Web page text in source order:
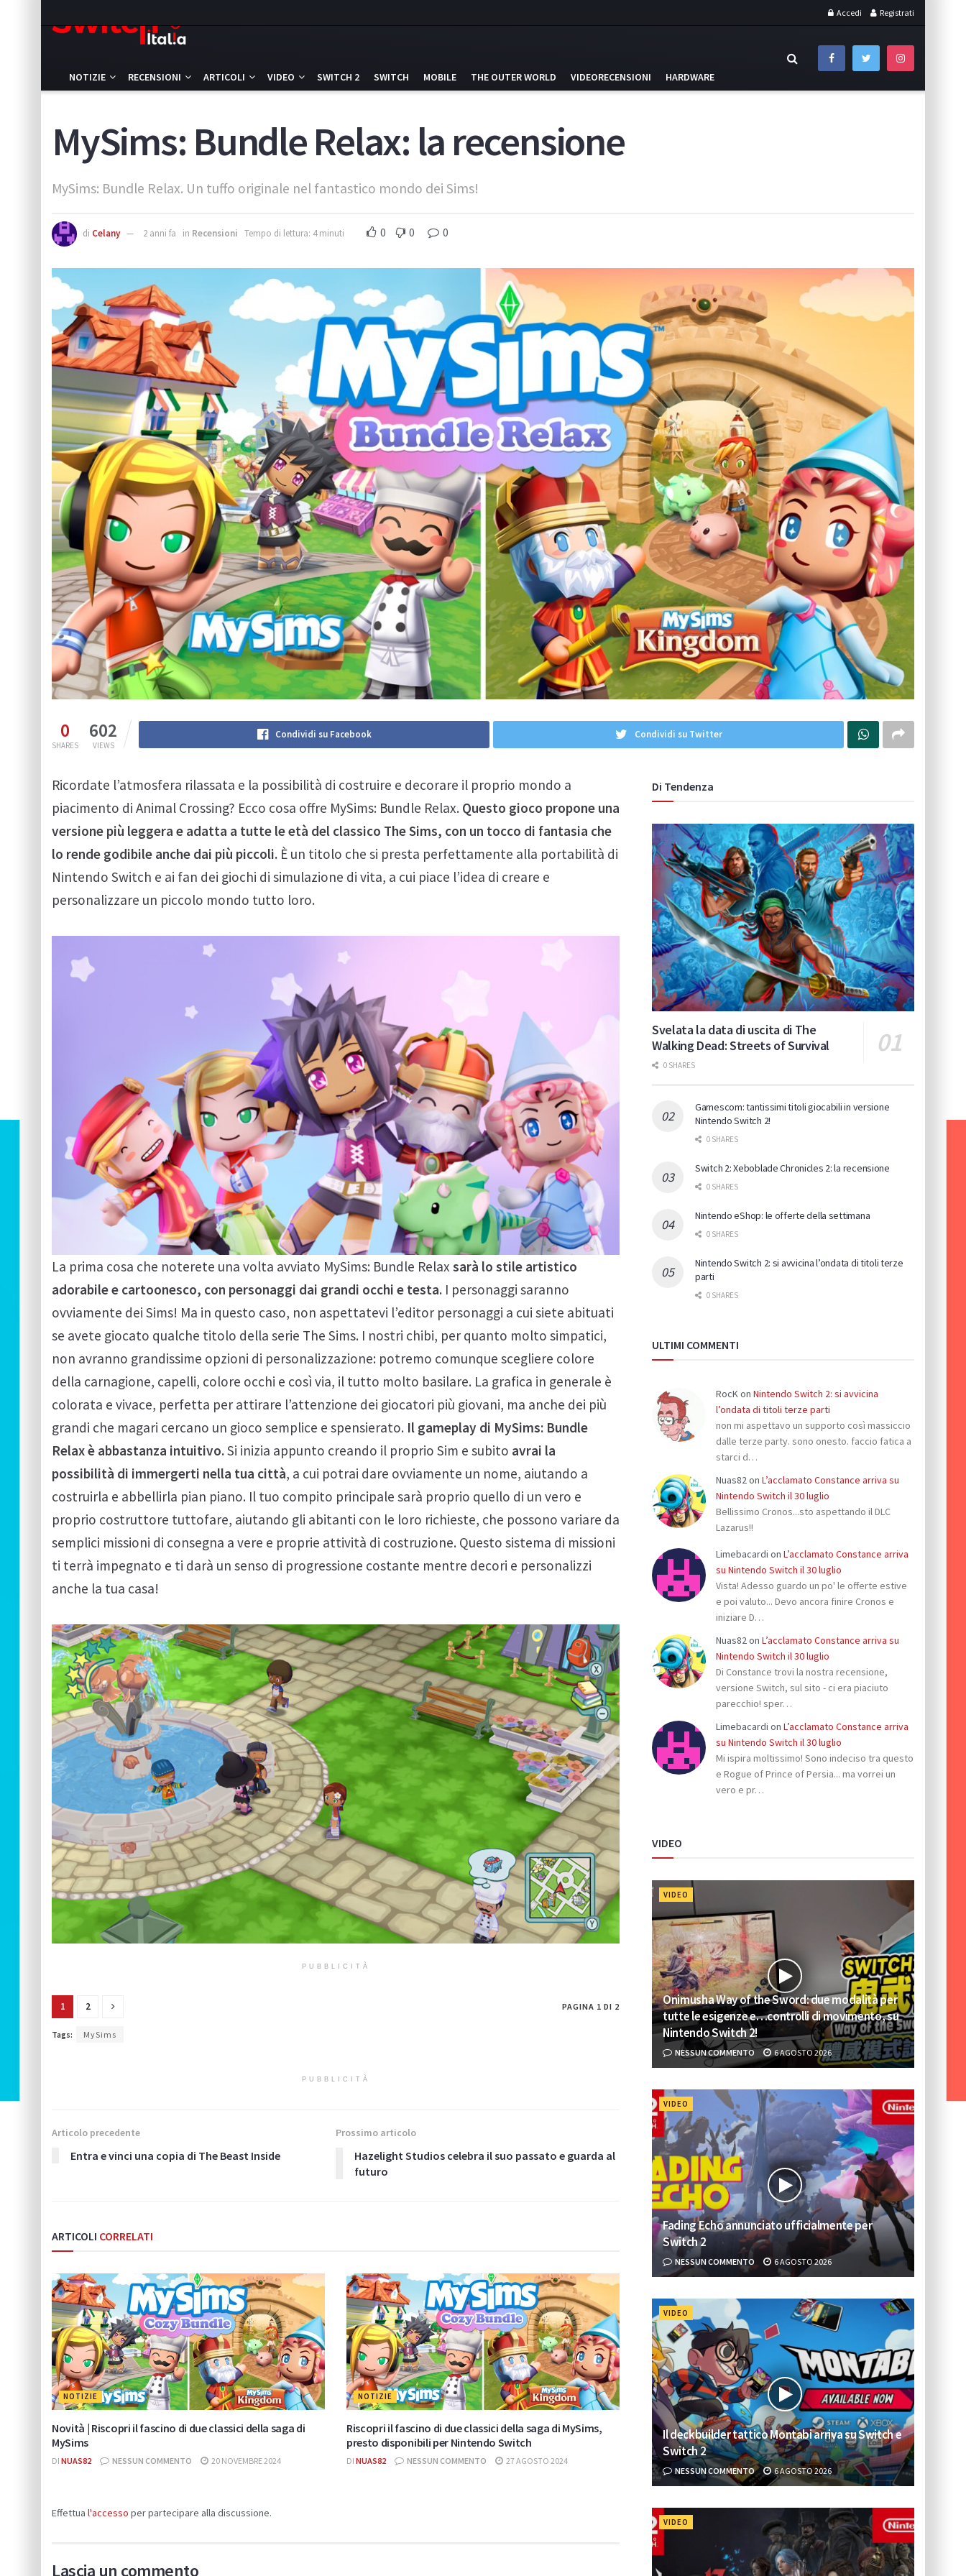
Accedi Registrati
NOTIZIE RECENSIONI ARTICOLI VIDEO SWITCH 2 SWITCH MOBILE THE OUTER WORLD VIDEORECENSIONI HARDWARE
MySims: Bundle Relax: la recensione
MySims: Bundle Relax. Un tuffo originale nel fantastico mondo dei Sims!
di Celany 2 anni fa in Recensioni Tempo di lettura: 4 minuti 0 0 0
0
SHARES
602
VIEWS
Condividi su Facebook Condividi su Twitter
Ricordate l’atmosfera rilassata e la possibilità di costruire e decorare il proprio mondo a
piacimento di Animal Crossing? Ecco cosa offre MySims: Bundle Relax. Questo gioco propone una
versione più leggera e adatta a tutte le età del classico The Sims, con un tocco di fantasia che
lo rende godibile anche dai più piccoli. È un titolo che si presta perfettamente alla portabilità di
Nintendo Switch e ai fan dei giochi di simulazione di vita, a cui piace l’idea di creare e
personalizzare un piccolo mondo tutto loro.
La prima cosa che noterete una volta avviato MySims: Bundle Relax sarà lo stile artistico
adorabile e cartoonesco, con personaggi dai grandi occhi e testa. I personaggi saranno
ovviamente dei Sims! Ma in questo caso, non aspettatevi l’editor personaggi a cui siete abituati
se avete giocato qualche titolo della serie The Sims. I nostri chibi, per quanto molto simpatici,
non avranno grandissime opzioni di personalizzazione: potremo comunque scegliere colore
della carnagione, capelli, colore occhi e così via, il tutto molto basilare. La grafica in generale è
colorata e vivace, perfetta per attirare l’attenzione dei giocatori più giovani, ma anche dei più
grandi che magari cercano un gioco semplice e spensierato. Il gameplay di MySims: Bundle
Relax è abbastanza intuitivo.Si inizia appunto creando il proprio Sim e subito avrai la
possibilità di immergerti nella tua città, a cui potrai dare ovviamente un nome, aiutando a
costruirla e abbellirla pian piano. Il tuo compito principale sarà proprio quello di un vero e
proprio costruttore tuttofare, aiutando gli abitanti con le loro richieste, che possono variare da
semplici missioni di consegna a vere e proprie attività di costruzione. Questo sistema di missioni
ti terrà impegnato e ti darà un senso di progressione costante mentre decori e personalizzi
anche la tua casa!
PUBBLICITÀ
PAGINA 1 DI 2
1 2
Tags: MySims
PUBBLICITÀ
Articolo precedente
Entra e vinci una copia di The Beast Inside
Prossimo articolo
Hazelight Studios celebra il suo passato e guarda al
futuro
ARTICOLI CORRELATI
NOTIZIE
Novità | Riscopri il fascino di due classici della saga di
MySims
DI NUAS82 NESSUN COMMENTO 20 NOVEMBRE 2024
NOTIZIE
Riscopri il fascino di due classici della saga di MySims,
presto disponibili per Nintendo Switch
DI NUAS82 NESSUN COMMENTO 27 AGOSTO 2024
Effettua l'accesso per partecipare alla discussione.
Lascia un commento
Di Tendenza
Svelata la data di uscita di The
Walking Dead: Streets of Survival
0 SHARES
Gamescom: tantissimi titoli giocabili in versione
Nintendo Switch 2!
0 SHARES
Switch 2: Xeboblade Chronicles 2: la recensione
0 SHARES
Nintendo eShop: le offerte della settimana
0 SHARES
Nintendo Switch 2: si avvicina l’ondata di titoli terze
parti
0 SHARES
ULTIMI COMMENTI
RocKon Nintendo Switch 2: si avvicina
l’ondata di titoli terze parti
non mi aspettavo un supporto così massiccio
dalle terze party. sono onesto. faccio fatica a
starci d…
Nuas82on L’acclamato Constance arriva su
Nintendo Switch il 30 luglio
Bellissimo Cronos...sto aspettando il DLC
Lazarus!!
Limebacardi on L’acclamato Constance arriva
su Nintendo Switch il 30 luglio
Vista! Adesso guardo un po' le offerte estive
e poi valuto... Devo ancora finire Cronos e
iniziare D…
Nuas82on L’acclamato Constance arriva su
Nintendo Switch il 30 luglio
Di Constance trovi la nostra recensione,
versione Switch, sul sito - ci era piaciuto
parecchio! sper…
Limebacardi on L’acclamato Constance arriva
su Nintendo Switch il 30 luglio
Mi ispira moltissimo! Sono indeciso tra questo
e Rogue of Prince of Persia... ma vorrei un
vero e pr…
VIDEO
VIDEO
Onimusha Way of the Sword: due modalità per
tutte le esigenze e…controlli di movimento, su
Nintendo Switch 2!
NESSUN COMMENTO 6 AGOSTO 2026
VIDEO
Fading Echo annunciato ufficialmente per
Switch 2
NESSUN COMMENTO 6 AGOSTO 2026
VIDEO
Il deckbuilder tattico Montabi arriva su Switch e
Switch 2
NESSUN COMMENTO 6 AGOSTO 2026
VIDEO